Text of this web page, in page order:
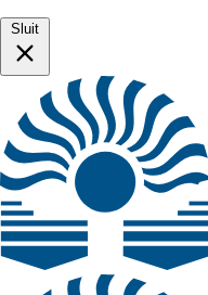
Sluit